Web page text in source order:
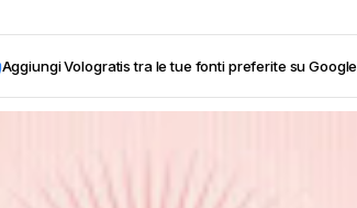
Aggiungi Vologratis tra le tue fonti preferite su Google